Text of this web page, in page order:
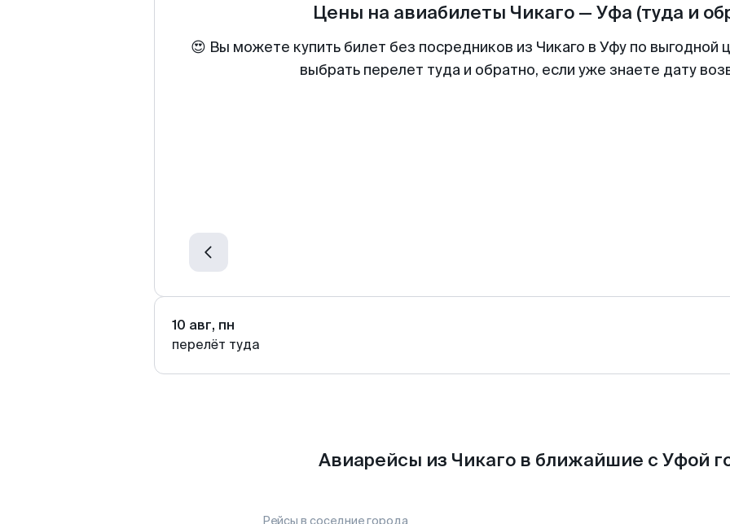
Цены на авиабилеты Чикаго — Уфа (туда и
😍 Вы можете купить билет без посредников из Чикаго в Уфу по
выбрать перелет туда и обратно, если уже знаете дату
10 авг, пн
перелёт туда
Авиарейсы из Чикаго в ближайшие с Уфой
Рейсы в соседние города